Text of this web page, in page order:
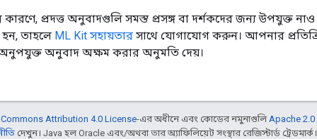
প্রদত্ত অনুবাদগুলি সমস্ত প্রসঙ্গ বা দর্শকদের জন্য উপযুক্ত নাও
তাহলে ML Kit সহায়তার সাথে যোগাযোগ করুন। আপনার
অনুবাদ অক্ষম করার অনুমতি দেয়।
Commons Attribution 4.0 License-এর অধীনে এবং কোডের নমুনাগুলি Apache
দেখুন। Java হল Oracle এবং/অথবা তার অ্যাফিলিয়েট সংস্থার রেজিস্টার্ড ট্রেডমার্ক।